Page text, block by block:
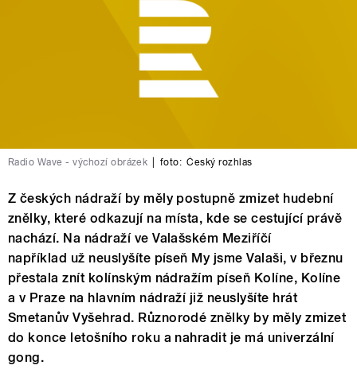
Radio Wave - výchozí obrázek foto: Český rozhlas
Z českých nádraží by měly postupně zmizet hudební
znělky, které odkazují na místa, kde se cestující právě
nachází. Na nádraží ve Valašském Meziříčí
například už neuslyšíte píseň My jsme Valaši, v březnu
přestala znít kolínským nádražím píseň Kolíne, Kolíne
a v Praze na hlavním nádraží již neuslyšíte hrát
Smetanův Vyšehrad. Různorodé znělky by měly zmizet
do konce letošního roku a nahradit je má univerzální
gong.